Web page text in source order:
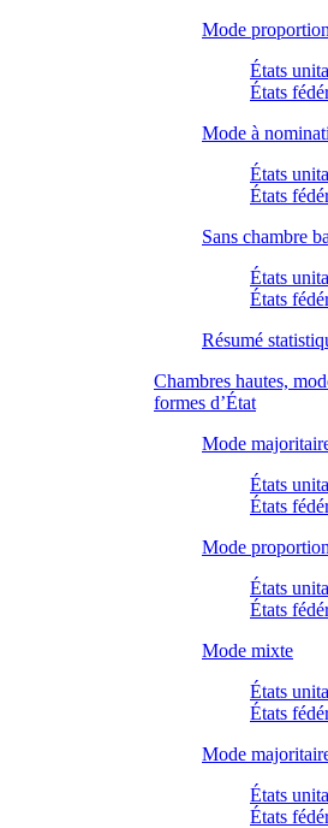
Mode
États
États
Mode à
États
États
Sans chambre
États
États
Résumé
Chambres hautes,
formes d’État
Mode
États
États
Mode
États
États
Mode mixte
États
États
Mode
États
États